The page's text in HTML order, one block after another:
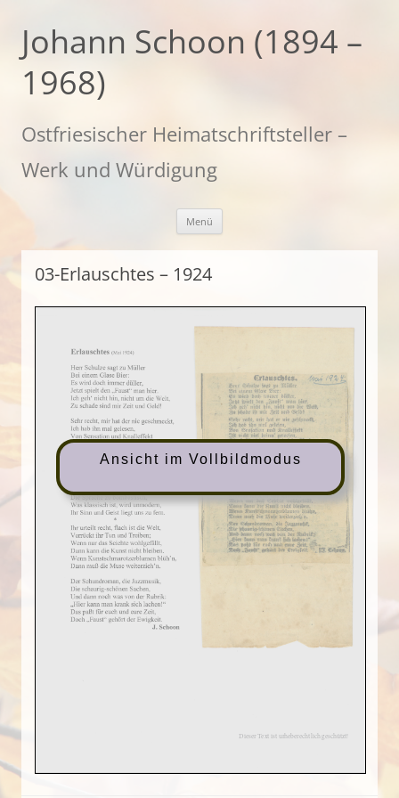
springen
Johann Schoon (1894 –
1968)
Ostfriesischer Heimatschriftsteller –
Werk und Würdigung
Menü
03-Erlauschtes – 1924
Ansicht im Vollbildmodus